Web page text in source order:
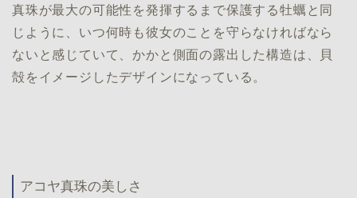
真珠が最大の可能性を発揮するまで保護する牡蠣と同
じように、いつ何時も彼女のことを守らなければなら
ないと感じていて、かかと側面の露出した構造は、貝
殻をイメージしたデザインになっている。
アコヤ真珠の美しさ